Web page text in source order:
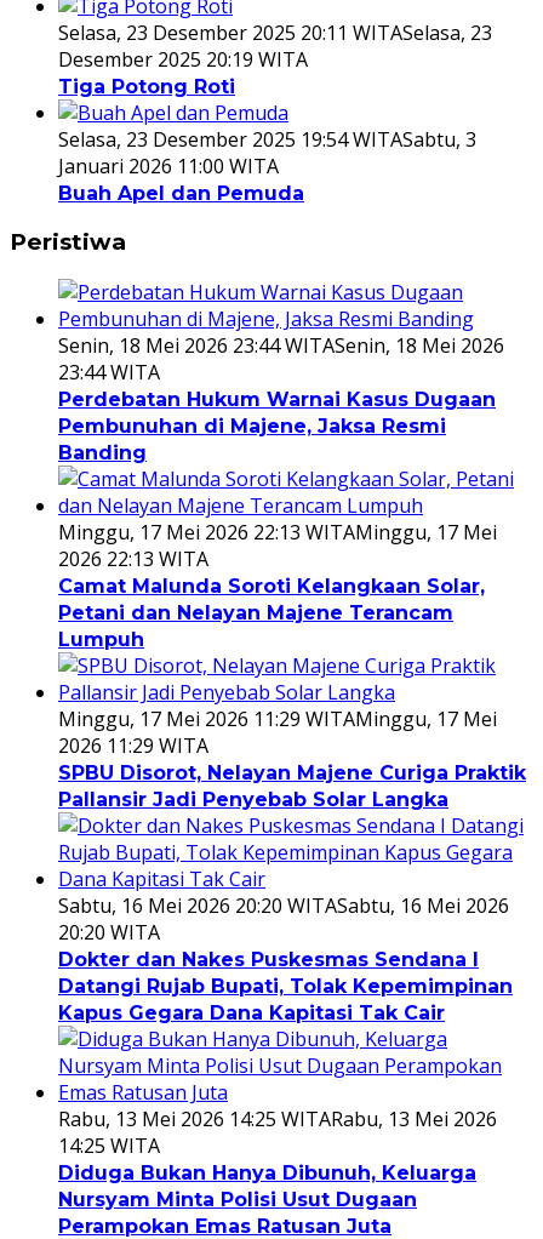
Selasa, 23 Desember 2025 20:11 WITASelasa, 23
Desember 2025 20:19 WITA
Tiga Potong Roti
Selasa, 23 Desember 2025 19:54 WITASabtu, 3
Januari 2026 11:00 WITA
Buah Apel dan Pemuda
Peristiwa
Senin, 18 Mei 2026 23:44 WITASenin, 18 Mei 2026
23:44 WITA
Perdebatan Hukum Warnai Kasus Dugaan
Pembunuhan di Majene, Jaksa Resmi
Banding
Minggu, 17 Mei 2026 22:13 WITAMinggu, 17 Mei
2026 22:13 WITA
Camat Malunda Soroti Kelangkaan Solar,
Petani dan Nelayan Majene Terancam
Lumpuh
Minggu, 17 Mei 2026 11:29 WITAMinggu, 17 Mei
2026 11:29 WITA
SPBU Disorot, Nelayan Majene Curiga Praktik
Pallansir Jadi Penyebab Solar Langka
Sabtu, 16 Mei 2026 20:20 WITASabtu, 16 Mei 2026
20:20 WITA
Dokter dan Nakes Puskesmas Sendana I
Datangi Rujab Bupati, Tolak Kepemimpinan
Kapus Gegara Dana Kapitasi Tak Cair
Rabu, 13 Mei 2026 14:25 WITARabu, 13 Mei 2026
14:25 WITA
Diduga Bukan Hanya Dibunuh, Keluarga
Nursyam Minta Polisi Usut Dugaan
Perampokan Emas Ratusan Juta